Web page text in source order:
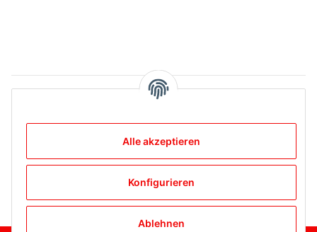
Artikel 1 - 12 von 12
Kategorien
Alle akzeptieren
Konfigurieren
Ablehnen